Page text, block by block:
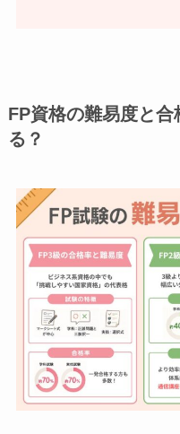
FP資格の難易度と
る？